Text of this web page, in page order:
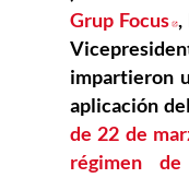
Grup Focus ,
impartieron
aplicación del
de 22 de
régimen